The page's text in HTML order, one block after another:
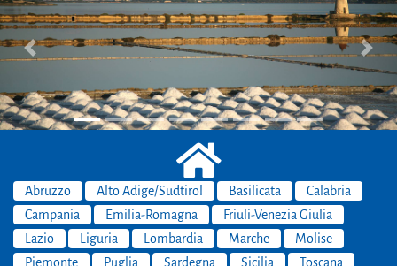
Previous Next
Abruzzo Alto Adige/Südtirol Basilicata
Calabria
Campania
Emilia-Romagna
Friuli-Venezia Giulia
Lazio
Liguria Lombardia Marche
Molise
Piemonte
Puglia Sardegna Sicilia
Toscana